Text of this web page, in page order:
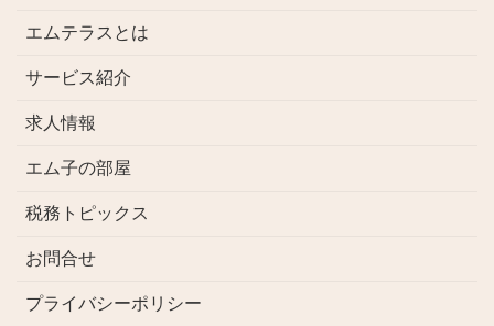
エムテラスとは
サービス紹介
求人情報
エム子の部屋
税務トピックス
お問合せ
プライバシーポリシー